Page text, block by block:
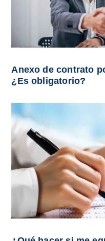
Anexo de contrato
¿Es obligatorio?